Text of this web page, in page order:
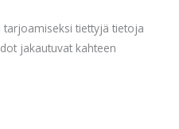
tiettyjä tietoja
jakautuvat kahteen